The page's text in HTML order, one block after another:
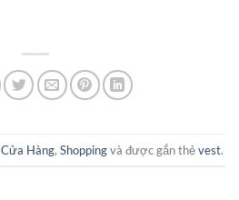
Cửa Hàng, Shoppingvà được gắn thẻvest.